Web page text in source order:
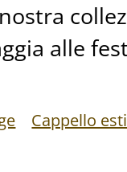
alle
Cappello